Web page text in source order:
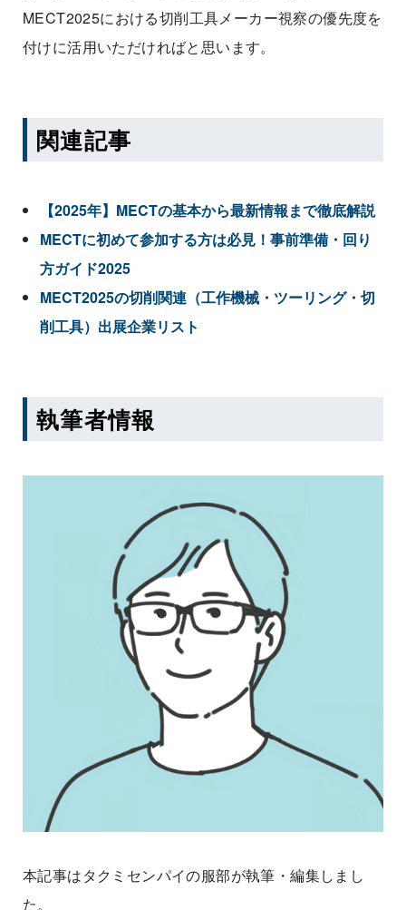
MECT2025における切削工具メーカー視察の優先度を
付けに活用いただければと思います。
関連記事
【2025年】MECTの基本から最新情報まで徹底解説
MECTに初めて参加する方は必見！事前準備・回り
方ガイド2025
MECT2025の切削関連（工作機械・ツーリング・切
削工具）出展企業リスト
執筆者情報
本記事はタクミセンパイの服部が執筆・編集しまし
た。